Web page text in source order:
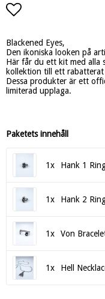
Blackened Eyes,
Den ikoniska looken på
Här får du ett kit med alla
kollektion till ett rabatterat
Dessa produkter är ett
limiterad upplaga.
Paketets innehåll
1x Hank 1
1x Hank 2
1x Von
1x Hell